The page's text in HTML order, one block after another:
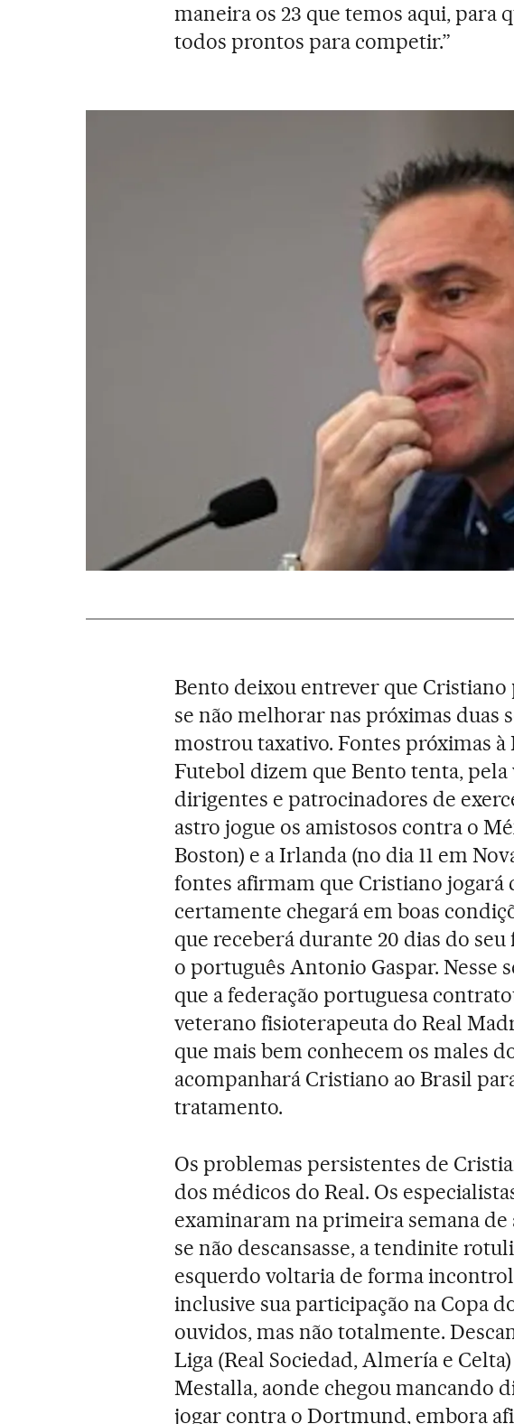
maneira os 23 que temos aqui, para
todos prontos para competir.”
Bento deixou entrever que Cristiano
se não melhorar nas próximas duas
mostrou taxativo. Fontes próximas à
Futebol dizem que Bento tenta,
dirigentes e patrocinadores de
astro jogue os amistosos contra o
Boston) e a Irlanda (no dia 11 em
fontes afirmam que Cristiano jogará
certamente chegará em boas
que receberá durante 20 dias do
o português Antonio Gaspar. Nesse
que a federação portuguesa
veterano fisioterapeuta do Real
que mais bem conhecem os males
acompanhará Cristiano ao Brasil
tratamento.
Os problemas persistentes de
dos médicos do Real. Os
examinaram na primeira semana
se não descansasse, a tendinite
esquerdo voltaria de forma
inclusive sua participação na Copa
ouvidos, mas não totalmente.
Liga (Real Sociedad, Almería e
Mestalla, aonde chegou mancando
jogar contra o Dortmund, embora